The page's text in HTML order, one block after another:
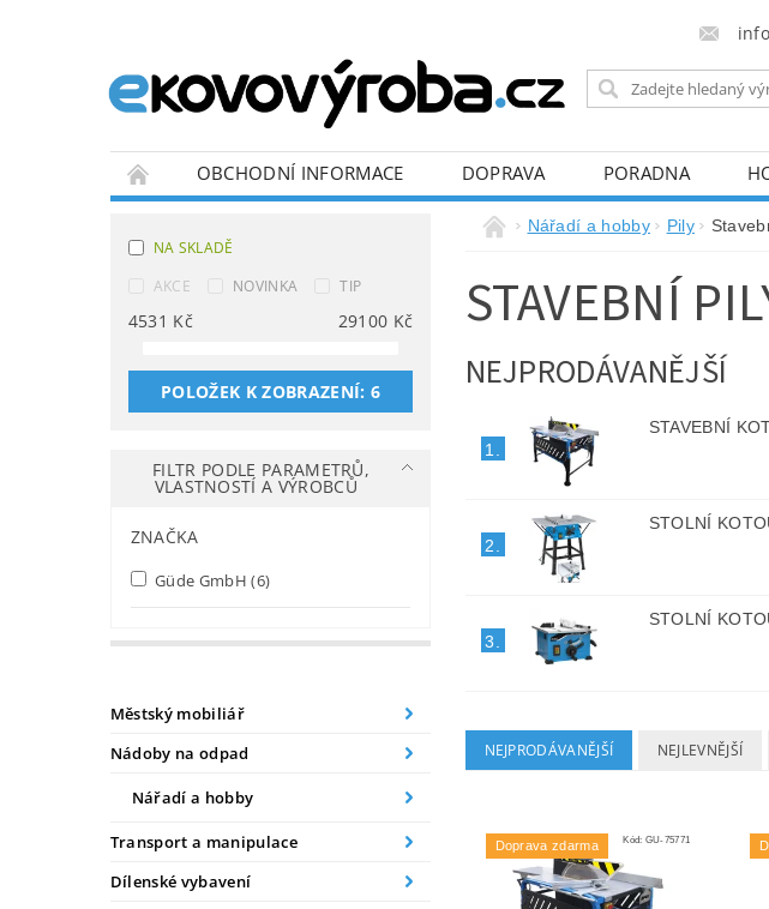
OBCHODNÍ INFORMACE DOPRAVA PORADNA
NA SKLADĚ
AKCE
NOVINKA TIP
4531 Kč 29100 Kč
POLOŽEK K ZOBRAZENÍ: 6
FILTR PODLE PARAMETRŮ,
VLASTNOSTÍ A VÝROBCŮ
ZNAČKA
Güde GmbH(6)
Městský mobiliář
Nádoby na odpad
Nářadí a hobby
Transport a manipulace
Dílenské vybavení
Nářadí a hobby Pily
STAVEBNÍ
NEJPRODÁVANĚJŠÍ
1.
STAVEBNÍ
2.
STOLNÍ
3.
STOLNÍ
NEJPRODÁVANĚJŠÍ NEJLEVNĚJŠÍ
Doprava zdarma Kód: GU-75771